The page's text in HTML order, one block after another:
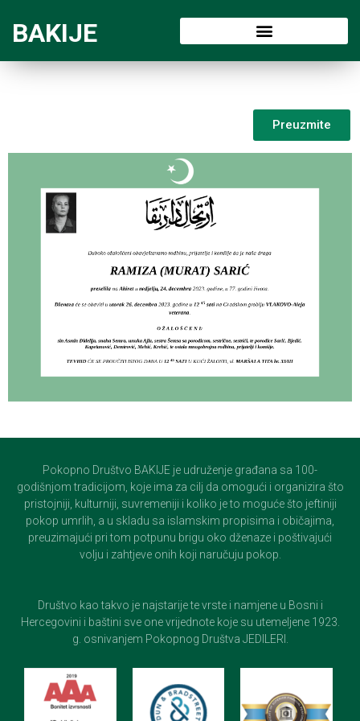
BAKIJE
Preuzmite
Pokopno Društvo BAKIJE je udruženje građana sa 100-
godišnjom tradicijom, koje ima za cilj da omogući i organizira što
pristojniji, kulturniji, suvremeniji i koliko je to moguće što jeftiniji
pokop umrlih, a u skladu sa islamskim propisima i običajima,
preuzimajući pri tom potpunu brigu oko dženaze i poštivajući
volju i zahtjeve onih koji naručuju pokop.
Društvo kao takvo je najstarije te vrste i namjene u Bosni i
Hercegovini i baštini sve one vrijednote koje su utemeljene 1923.
g. osnivanjem Pokopnog Društva JEDILERI.